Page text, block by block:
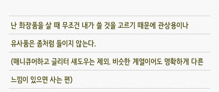
난 화장품을 살 때 무조건 내가 쓸 것을 고르기 때문에 관상용이나
유사품은 좀처럼 들이지 않는다.
(매니큐어하고 글리터 섀도우는 제외. 비슷한 계열이어도 명확하게 다른
느낌이 있으면 사는 편)